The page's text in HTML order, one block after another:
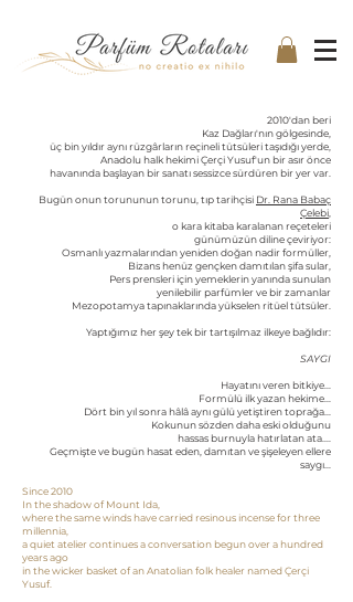
2010'dan beri
Kaz Dağları'nın gölgesinde,
üç bin yıldır aynı rüzgârların reçineli tütsüleri taşıdığı yerde,
Anadolu halk hekimi Çerçi Yusuf'un bir asır önce
havanında başlayan bir sanatı sessizce sürdüren bir yer var.
Bugün onun torununun torunu, tıp tarihçisi Dr. Rana Babaç
Çelebi,
o kara kitaba karalanan reçeteleri
günümüzün diline çeviriyor:
Osmanlı yazmalarından yeniden doğan nadir formüller,
Bizans henüz gençken damıtılan şifa sular,
Pers prensleri için yemeklerin yanında sunulan
yenilebilir parfümler ve bir zamanlar
Mezopotamya tapınaklarında yükselen ritüel tütsüler.
Yaptığımız her şey tek bir tartışılmaz ilkeye bağlıdır:
SAYGI
Hayatını veren bitkiye...
Formülü ilk yazan hekime...
Dört bin yıl sonra hâlâ aynı gülü yetiştiren toprağa...
Kokunun sözden daha eski olduğunu
hassas burnuyla hatırlatan ata....
Geçmişte ve bugün hasat eden, damıtan ve şişeleyen ellere
saygı...
Since 2010
In the shadow of Mount Ida,
where the same winds have carried resinous incense for three
millennia,
a quiet atelier continues a conversation begun over a hundred
years ago
in the wicker basket of an Anatolian folk healer named Çerçi
Yusuf.